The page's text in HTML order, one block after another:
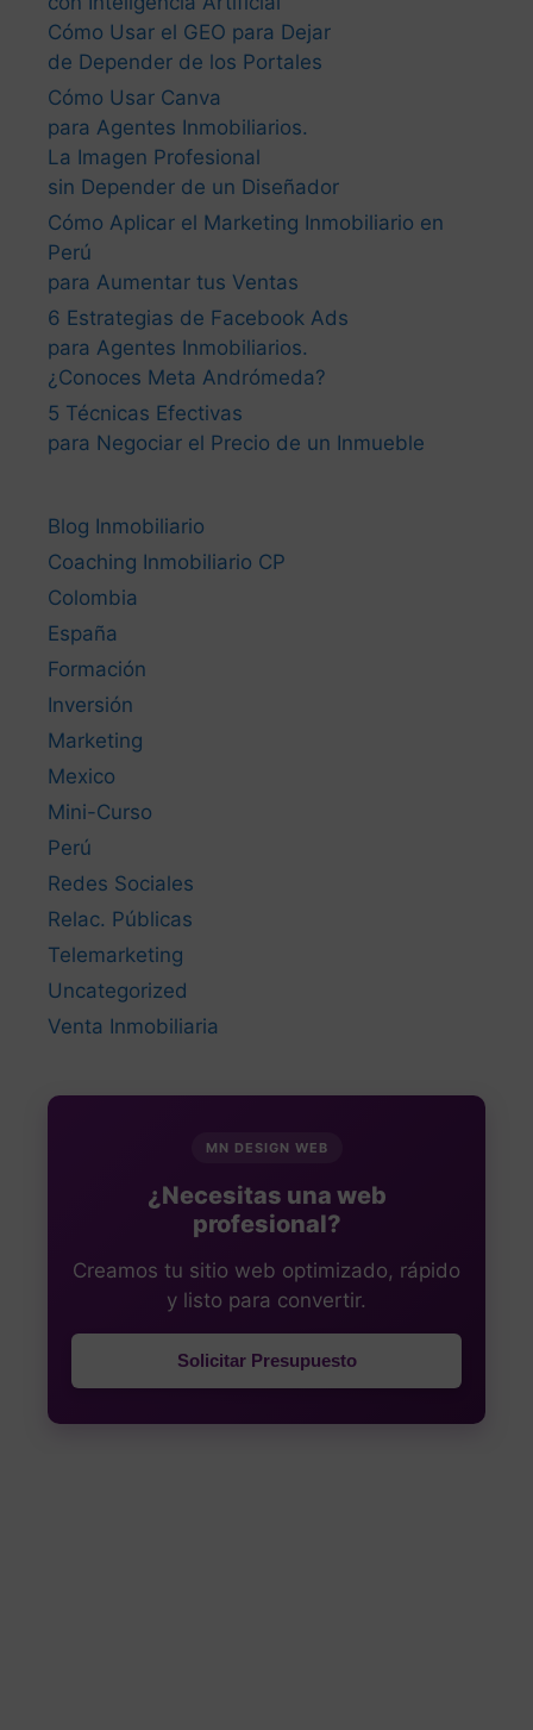
Cómo Usar el GEO para Dejar
de Depender de los Portales
Cómo Usar Canva
para Agentes Inmobiliarios.
La Imagen Profesional
sin Depender de un Diseñador
Cómo Aplicar el Marketing Inmobiliario en
Perú
para Aumentar tus Ventas
6 Estrategias de Facebook Ads
para Agentes Inmobiliarios.
¿Conoces Meta Andrómeda?
5 Técnicas Efectivas
para Negociar el Precio de un Inmueble
Blog Inmobiliario
Coaching Inmobiliario CP
Colombia
España
Formación
Inversión
Marketing
Mexico
Mini-Curso
Perú
Redes Sociales
Relac. Públicas
Telemarketing
Uncategorized
Venta Inmobiliaria
MN DESIGN WEB
¿Necesitas una web
profesional?
Creamos tu sitio web optimizado, rápido
y listo para convertir.
Solicitar Presupuesto